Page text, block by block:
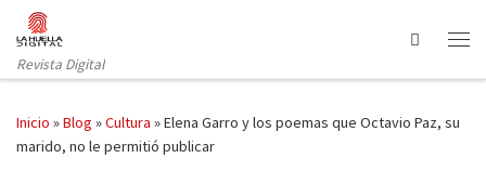
Saltar al contenido
Revista Digital
Search
Inicio »Blog »Cultura »Elena Garro y los poemas que Octavio Paz, su
marido, no le permitió publicar